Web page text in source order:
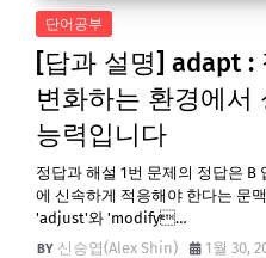
단어공부
[답과 설명] adapt :
변화하는 환경에서
능력입니다
정답과 해설 1번 문제의 정답은
에 신속하게 적응해야 한다는 문
'adjust'와 'modify…
신승엽(Alex Shin)
1월 30,